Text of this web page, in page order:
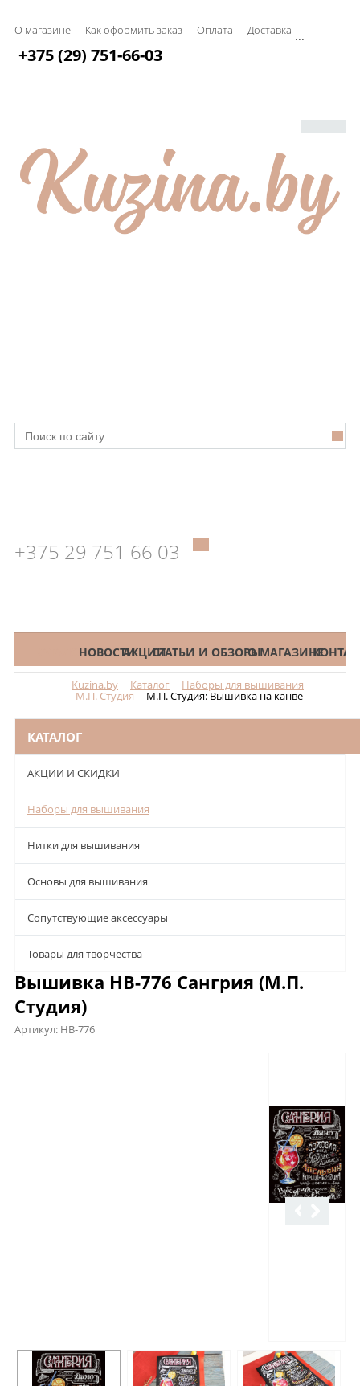
О магазине Как оформить заказ Оплата Доставка ...
+375 (29) 751-66-03
+375 29 751 66 03
КАТАЛОГНОВОСТИАКЦИИСТАТЬИ И ОБЗОРЫО МАГАЗИНЕ
Kuzina.by Каталог Наборы для вышивания
М.П. Студия М.П. Студия: Вышивка на канве
КАТАЛОГ
АКЦИИ И СКИДКИ
Наборы для вышивания
Нитки для вышивания
Основы для вышивания
Сопутствующие аксессуары
Товары для творчества
Вышивка НВ-776 Сангрия (М.П.
Студия)
Артикул: НВ-776